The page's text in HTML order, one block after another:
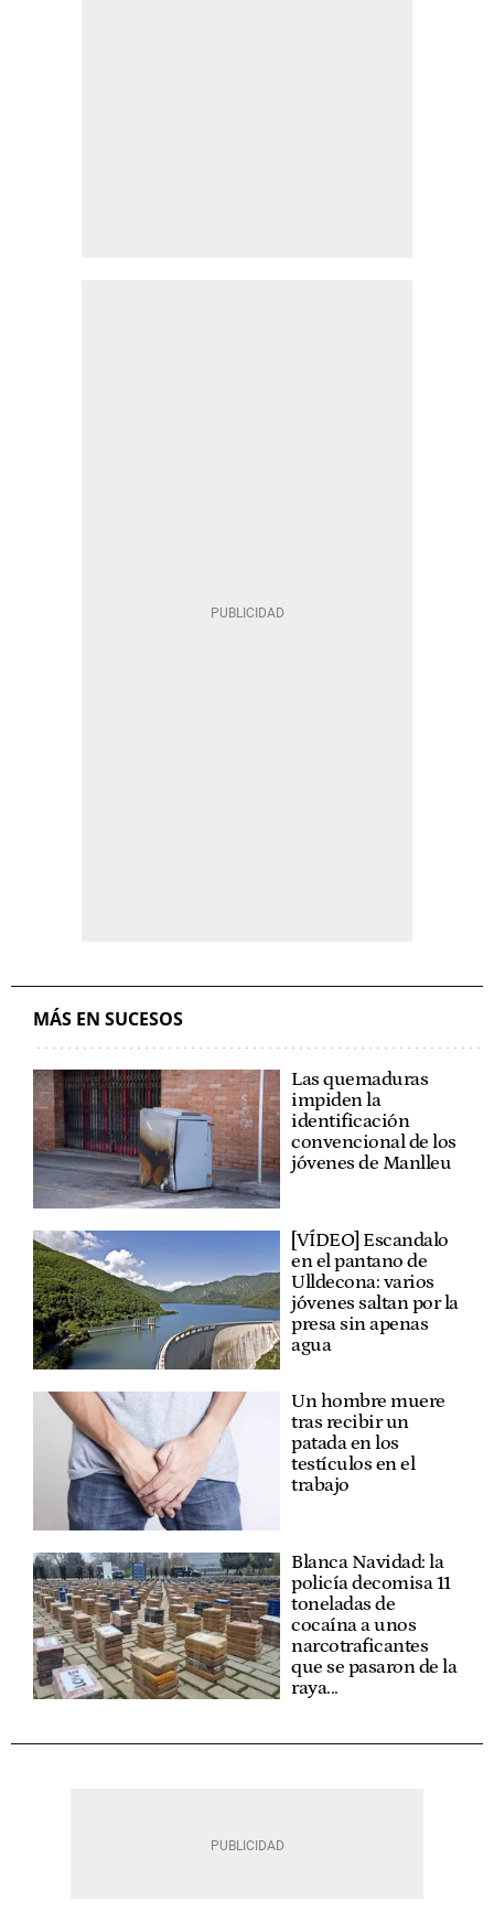
MÁS EN SUCESOS
Las quemaduras
impiden la
identificación
convencional de los
jóvenes de Manlleu
[VÍDEO] Escandalo
en el pantano de
Ulldecona: varios
jóvenes saltan por la
presa sin apenas
agua
Un hombre muere
tras recibir un
patada en los
testículos en el
trabajo
Blanca Navidad: la
policía decomisa 11
toneladas de
cocaína a unos
narcotraficantes
que se pasaron de la
raya...